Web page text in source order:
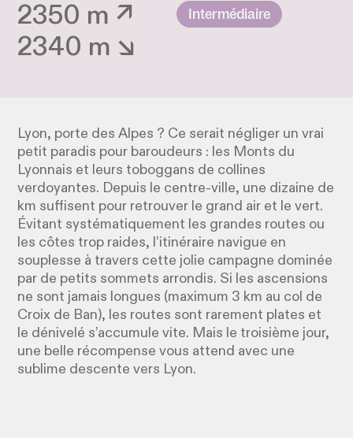
2350 m ↗
2340 m ↘
Intermédiaire
Lyon, porte des Alpes ? Ce serait négliger un vrai
petit paradis pour baroudeurs : les Monts du
Lyonnais et leurs toboggans de collines
verdoyantes. Depuis le centre-ville, une dizaine de
km suffisent pour retrouver le grand air et le vert.
Évitant systématiquement les grandes routes ou
les côtes trop raides, l’itinéraire navigue en
souplesse à travers cette jolie campagne dominée
par de petits sommets arrondis. Si les ascensions
ne sont jamais longues (maximum 3 km au col de
Croix de Ban), les routes sont rarement plates et
le dénivelé s’accumule vite. Mais le troisième jour,
une belle récompense vous attend avec une
sublime descente vers Lyon.